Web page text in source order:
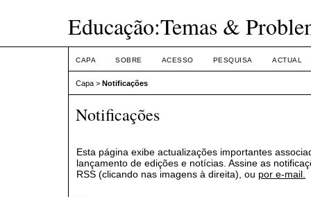
Educação:Temas &
CAPA SOBRE ACESSO PESQUISA ACTUAL
Capa > Notificações
Notificações
Esta página exibe actualizações importantes
lançamento de edições e notícias. Assine as
RSS (clicando nas imagens à direita), ou por e-mail.